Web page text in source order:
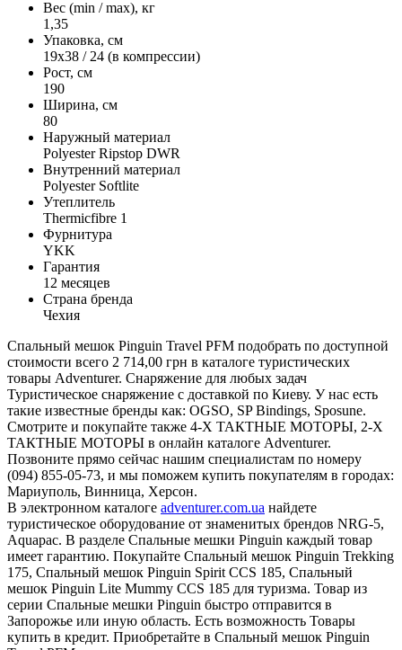
Вес (min / max), кг
1,35
Упаковка, см
19x38 / 24 (в компрессии)
Рост, см
190
Ширина, см
80
Наружный материал
Polyester Ripstop DWR
Внутренний материал
Polyester Softlite
Утеплитель
Thermicfibre 1
Фурнитура
YKK
Гарантия
12 месяцев
Страна бренда
Чехия
Спальный мешок Pinguin Travel PFM подобрать по доступной
стоимости всего 2 714,00 грн в каталоге туристических
товары Adventurer. Снаряжение для любых задач
Туристическое снаряжение с доставкой по Киеву. У нас есть
такие известные бренды как: OGSO, SP Bindings, Sposune.
Смотрите и покупайте также 4-Х ТАКТНЫЕ МОТОРЫ, 2-Х
ТАКТНЫЕ МОТОРЫ в онлайн каталоге Adventurer.
Позвоните прямо сейчас нашим специалистам по номеру
(094) 855-05-73, и мы поможем купить покупателям в городах:
Мариуполь, Винница, Херсон.
В электронном каталоге adventurer.com.ua найдете
туристическое оборудование от знаменитых брендов NRG-5,
Aquapac. В разделе Спальные мешки Pinguin каждый товар
имеет гарантию. Покупайте Спальный мешок Pinguin Trekking
175, Спальный мешок Pinguin Spirit CCS 185, Спальный
мешок Pinguin Lite Mummy CCS 185 для туризма. Товар из
серии Спальные мешки Pinguin быстро отправится в
Запорожье или иную область. Есть возможность Товары
купить в кредит. Приобретайте в Спальный мешок Pinguin